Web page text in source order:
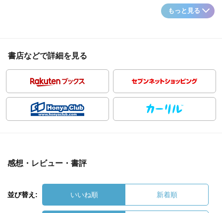
もっと見る
書店などで詳細を見る
感想・レビュー・書評
並び替え: いいね順 新着順